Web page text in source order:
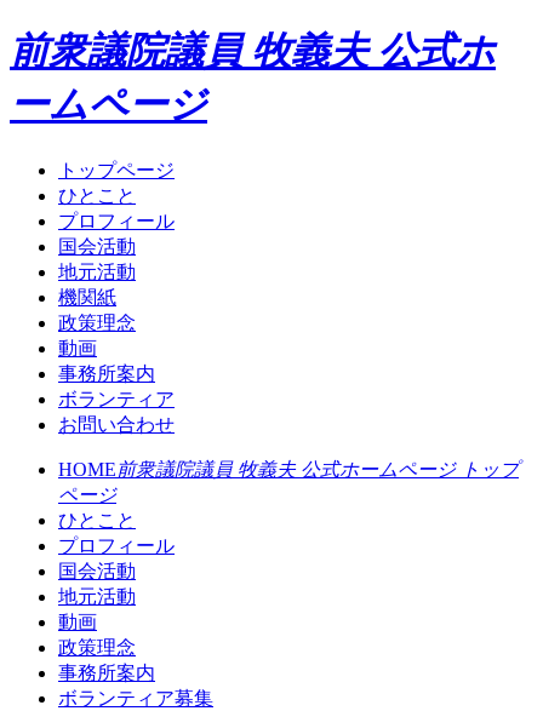
前衆議院議員 牧義夫 公式ホ
ームページ
トップページ
ひとこと
プロフィール
国会活動
地元活動
機関紙
政策理念
動画
事務所案内
ボランティア
お問い合わせ
HOME前衆議院議員 牧義夫 公式ホームページ トップ
ページ
ひとこと
プロフィール
国会活動
地元活動
動画
政策理念
事務所案内
ボランティア募集